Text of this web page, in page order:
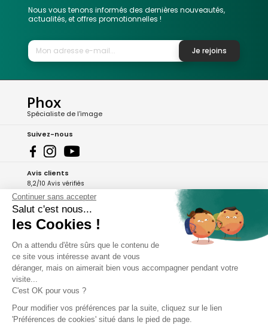
Nous vous tenons informés des dernières nouveautés,
actualités, et offres promotionnelles !
Je rejoins
Phox
Spécialiste de l'image
Suivez-nous
Avis clients
8,2/10 Avis vérifiés
L'Appli Phox
A propos de Phox
Services et garanties
Continuer sans accepter
Salut c'est nous...
les Cookies !
On a attendu d'être sûrs que le contenu de
ce site vous intéresse avant de vous
déranger, mais on aimerait bien vous accompagner pendant votre
visite...
C'est OK pour vous ?
Pour modifier vos préférences par la suite, cliquez sur le lien
'Préférences de cookies' situé dans le pied de page.